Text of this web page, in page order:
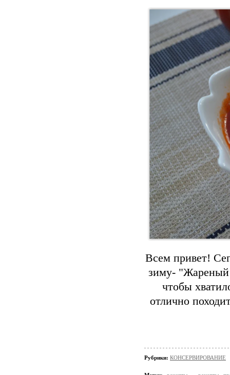
Всем привет!
зиму- "Жареный
чтобы
отлично
Рубрики: КОНСЕРВИРОВАНИЕ